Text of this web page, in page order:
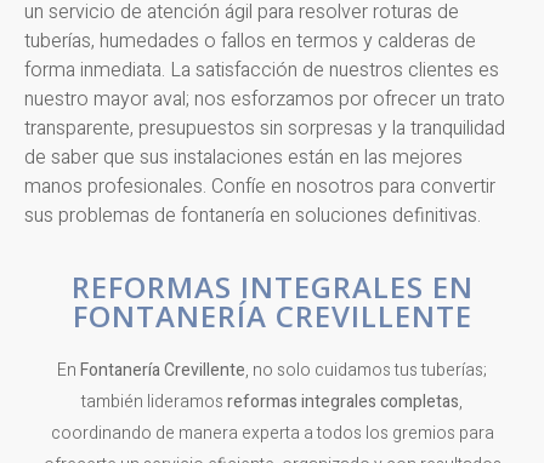
un servicio de atención ágil para resolver roturas de
tuberías, humedades o fallos en termos y calderas de
forma inmediata. La satisfacción de nuestros clientes es
nuestro mayor aval; nos esforzamos por ofrecer un trato
transparente, presupuestos sin sorpresas y la tranquilidad
de saber que sus instalaciones están en las mejores
manos profesionales. Confíe en nosotros para convertir
sus problemas de fontanería en soluciones definitivas.
REFORMAS INTEGRALES EN
FONTANERÍA CREVILLENTE
EnFontanería Crevillente, no solo cuidamos tus tuberías;
también lideramosreformas integrales completas,
coordinando de manera experta a todos los gremios para